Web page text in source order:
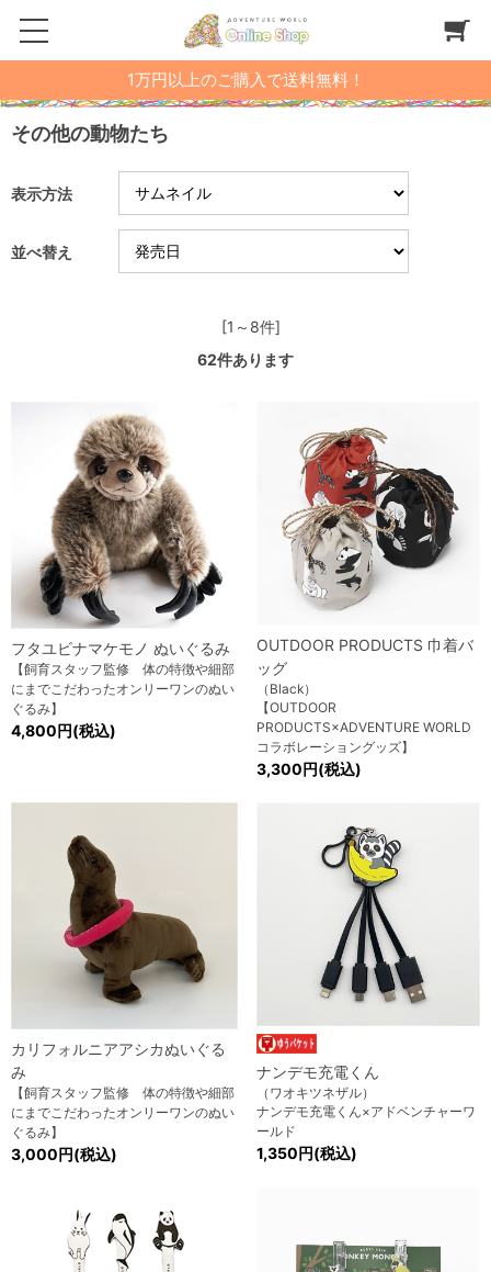
1万円以上のご購入で送料無料！
その他の動物たち
表示方法
並べ替え
[1～8件]
62件あります
フタユビナマケモノ ぬいぐるみ
【飼育スタッフ監修 体の特徴や細部
にまでこだわったオンリーワンのぬい
ぐるみ】
4,800円(税込)
OUTDOOR PRODUCTS 巾着バ
ッグ
（Black）
【OUTDOOR
PRODUCTS×ADVENTURE WORLD
コラボレーショングッズ】
3,300円(税込)
カリフォルニアアシカぬいぐる
み
【飼育スタッフ監修 体の特徴や細部
にまでこだわったオンリーワンのぬい
ぐるみ】
3,000円(税込)
ナンデモ充電くん
（ワオキツネザル）
ナンデモ充電くん×アドベンチャーワ
ールド
1,350円(税込)